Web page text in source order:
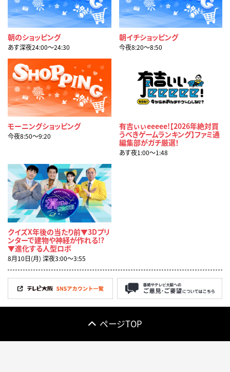
朝のショッピング
あす深夜24:00〜24:30
朝イチショッピング
今夜8:20〜8:50
モーニングショッピング
今夜8:50〜9:20
有吉ぃぃeeeee!【2026年絶対買
うべきゲームランキング】ファミ通
編集部がガチ厳選！
あす夜1:00〜1:48
クイズX年後の当たり前▼3Dプリ
ンターで建物や神経が作れる!?
▼進化する人型ロボ
8月10日(月) 深夜3:00〜3:55
ページTOP